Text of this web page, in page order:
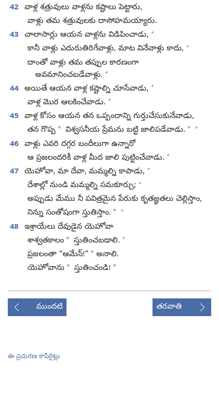
42 వాళ్ల శత్రువులు వాళ్లను కష్టాలు పెట్టారు,
వాళ్లు తమ శత్రువులకు దాసోహమయ్యారు.
43 చాలాసార్లు ఆయన వాళ్లను విడిపించాడు, +
కానీ వాళ్లు ఎదురుతిరిగేవాళ్లు, మాట వినేవాళ్లు కాదు, +
దాంతో వాళ్లు తమ తప్పుల కారణంగా
అవమానించబడేవాళ్లు. +
44 అయితే ఆయన వాళ్ల కష్టాల్ని చూసేవాడు, +
వాళ్ల మొర ఆలకించేవాడు. +
45 వాళ్ల కోసం ఆయన తన ఒప్పందాన్ని గుర్తుచేసుకునేవాడు,
తన గొప్ప * విశ్వసనీయ ప్రేమను బట్టి జాలిపడేవాడు. * +
46 వాళ్లు ఎవరి దగ్గర బందీలుగా ఉన్నారో
ఆ ప్రజలందరికీ వాళ్ల మీద జాలి పుట్టించేవాడు. +
47 యెహోవా, మా దేవా, మమ్మల్ని కాపాడు, +
దేశాల్లో నుండి మమ్మల్ని సమకూర్చు; +
అప్పుడు మేము నీ పవిత్రమైన పేరుకు కృతజ్ఞతలు చెల్లిస్తాం,
నిన్ను సంతోషంగా స్తుతిస్తాం. * +
48 ఇశ్రాయేలు దేవుడైన యెహోవా
శాశ్వతకాలం * స్తుతించబడాలి. +
ప్రజలంతా “ఆమేన్‌!” * అనాలి.
యెహోవాను * స్తుతించండి! *
ముందటి తరవాతి
ఈ ప్రచురణ కాపీరైట్లు